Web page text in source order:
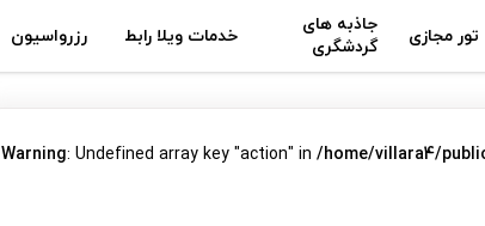
تور مجازی
جاذبه های
گردشگری
خدمات ویلا رابط رزرواسیون
Warning: Undefined array key "action" in /home/villara4/